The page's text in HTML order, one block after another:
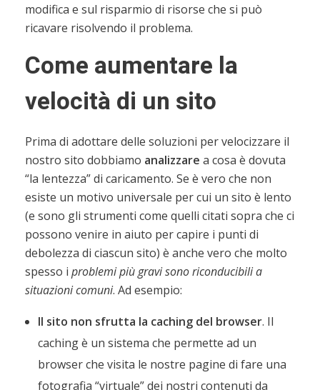
modifica e sul risparmio di risorse che si può
ricavare risolvendo il problema.
Come aumentare la
velocità di un sito
Prima di adottare delle soluzioni per velocizzare il
nostro sito dobbiamo analizzare a cosa è dovuta
“la lentezza” di caricamento. Se è vero che non
esiste un motivo universale per cui un sito è lento
(e sono gli strumenti come quelli citati sopra che ci
possono venire in aiuto per capire i punti di
debolezza di ciascun sito) è anche vero che molto
spesso i problemi più gravi sono riconducibili a
situazioni comuni. Ad esempio:
Il sito non sfrutta la caching del browser. Il
caching è un sistema che permette ad un
browser che visita le nostre pagine di fare una
fotografia “virtuale” dei nostri contenuti da